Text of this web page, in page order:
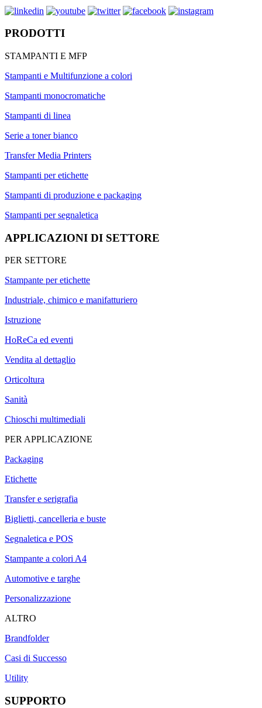
PRODOTTI
STAMPANTI E MFP
Stampanti e Multifunzione a colori
Stampanti monocromatiche
Stampanti di linea
Serie a toner bianco
Transfer Media Printers
Stampanti per etichette
Stampanti di produzione e packaging
Stampanti per segnaletica
APPLICAZIONI DI SETTORE
PER SETTORE
Stampante per etichette
Industriale, chimico e manifatturiero
Istruzione
HoReCa ed eventi
Vendita al dettaglio
Orticoltura
Sanità
Chioschi multimediali
PER APPLICAZIONE
Packaging
Etichette
Transfer e serigrafia
Biglietti, cancelleria e buste
Segnaletica e POS
Stampante a colori A4
Automotive e targhe
Personalizzazione
ALTRO
Brandfolder
Casi di Successo
Utility
SUPPORTO